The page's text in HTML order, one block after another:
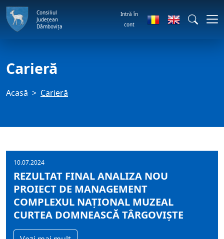
Consiliul
Județean
Dâmbovița
Intră în
cont
Carieră
Acasă Carieră
10.07.2024
REZULTAT FINAL ANALIZA NOU
PROIECT DE MANAGEMENT
COMPLEXUL NAȚIONAL MUZEAL
CURTEA DOMNEASCĂ TÂRGOVIȘTE